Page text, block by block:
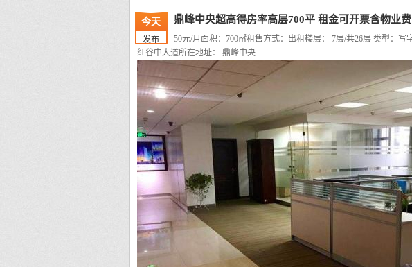
今天
发布
鼎峰中央超高得房率高层700平 租金可开票含物业费
50元/月 面积：700㎡租售方式：出租楼层： 7层/共26层 类型：写
红谷中大道所在地址： 鼎峰中央